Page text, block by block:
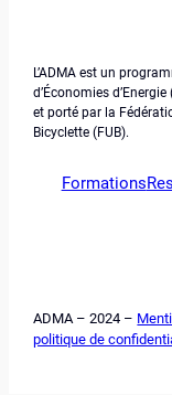
L’ADMA est un
d’Économies
et porté par la
Bicyclette (FUB).
Formations
ADMA – 2024 –
politique de